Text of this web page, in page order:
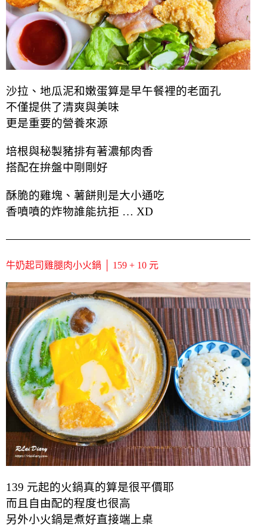
沙拉、地瓜泥和嫩蛋算是早午餐裡的老面孔
不僅提供了清爽與美味
更是重要的營養來源
培根與秘製豬排有著濃郁肉香
搭配在拚盤中剛剛好
酥脆的雞塊、薯餅則是大小通吃
香噴噴的炸物誰能抗拒 … XD
牛奶起司雞腿肉小火鍋 │ 159 + 10 元
139 元起的火鍋真的算是很平價耶
而且自由配的程度也很高
另外小火鍋是煮好直接端上桌